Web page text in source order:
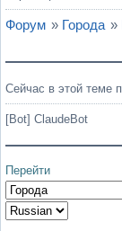
Форум » Города »
Сейчас в этой теме
[Bot] ClaudeBot
Перейти